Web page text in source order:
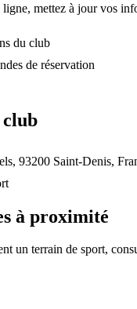
mettez à jour vos
du club
de réservation
93200 Saint-Denis,
à proximité
un terrain de sport,